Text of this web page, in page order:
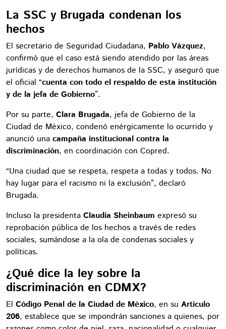
La SSC y Brugada condenan los
hechos
El secretario de Seguridad Ciudadana, Pablo Vázquez,
confirmó que el caso está siendo atendido por las áreas
jurídicas y de derechos humanos de la SSC, y aseguró que
el oficial “cuenta con todo el respaldo de esta institución
y de la jefa de Gobierno”.
Por su parte, Clara Brugada, jefa de Gobierno de la
Ciudad de México, condenó enérgicamente lo ocurrido y
anunció una campaña institucional contra la
discriminación, en coordinación con Copred.
“Una ciudad que se respeta, respeta a todas y todos. No
hay lugar para el racismo ni la exclusión”, declaró
Brugada.
Incluso la presidenta Claudia Sheinbaum expresó su
reprobación pública de los hechos a través de redes
sociales, sumándose a la ola de condenas sociales y
políticas.
¿Qué dice la ley sobre la
discriminación en CDMX?
El Código Penal de la Ciudad de México, en su Artículo
206, establece que se impondrán sanciones a quienes, por